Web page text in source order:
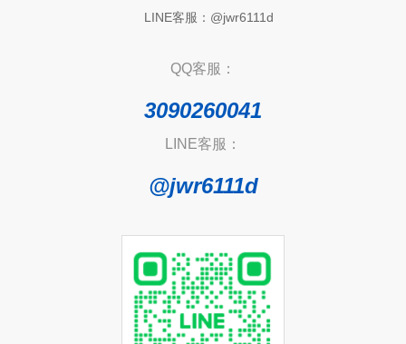
LINE客服：@jwr6111d
QQ客服：
3090260041
LINE客服：
@jwr6111d